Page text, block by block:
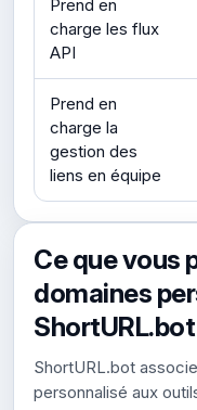
Prend en
charge les flux
API
Prend en
charge la
gestion des
liens en équipe
Ce que vous
domaines
ShortURL.bot
ShortURL.bot
personnalisé aux